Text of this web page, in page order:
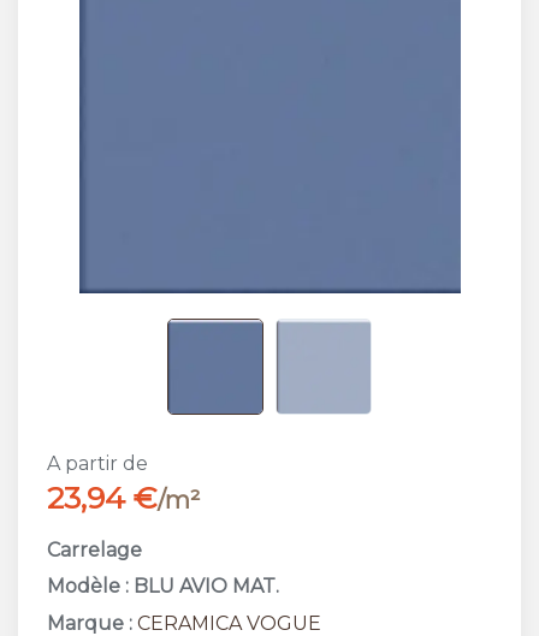
A partir de
23,94 €/m²
Carrelage
Modèle : BLU AVIO MAT.
Marque : CERAMICA VOGUE